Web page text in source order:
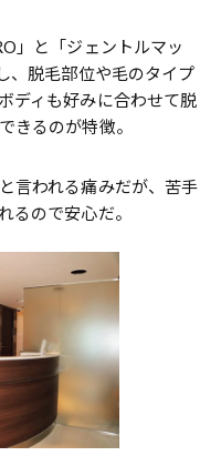
」と「ジェントルマッ
、脱毛部位や毛のタイプ
ディも好みに合わせて脱
きるのが特徴。
言われる痛みだが、苦手
るので安心だ。